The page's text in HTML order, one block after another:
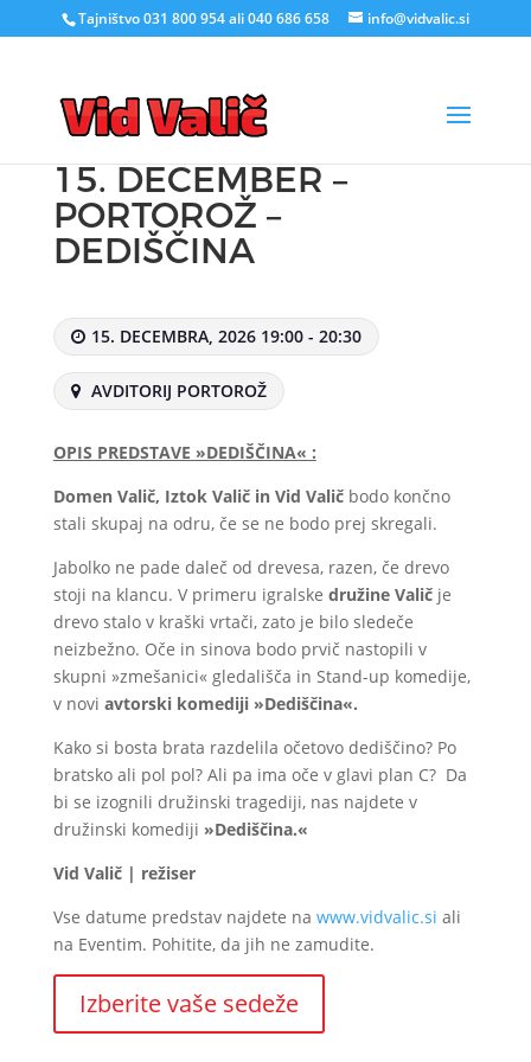
Tajništvo 031 800 954 ali 040 686 658 info@vidvalic.si
15. DECEMBER –
PORTOROŽ –
DEDIŠČINA
15. DECEMBRA, 2026 19:00 - 20:30
AVDITORIJ PORTOROŽ
OPIS PREDSTAVE »DEDIŠČINA« :
Domen Valič, Iztok Valič in Vid Valičbodo končno
stali skupaj na odru, če se ne bodo prej skregali.
Jabolko ne pade daleč od drevesa, razen, če drevo
stoji na klancu. V primeru igralske družine Valičje
drevo stalo v kraški vrtači, zato je bilo sledeče
neizbežno. Oče in sinova bodo prvič nastopili v
skupni »zmešanici« gledališča in Stand-up komedije,
v novi avtorski komediji »Dediščina«.
Kako si bosta brata razdelila očetovo dediščino? Po
bratsko ali pol pol? Ali pa ima oče v glavi plan C? Da
bi se izognili družinski tragediji, nas najdete v
družinski komediji »Dediščina.«
Vid Valič | režiser
Vse datume predstav najdete na www.vidvalic.si ali
na Eventim. Pohitite, da jih ne zamudite.
Izberite vaše sedeže